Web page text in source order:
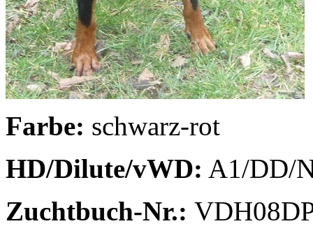
Farbe: schwarz-rot
HD/Dilute/vWD: A1/DD/
Zuchtbuch-Nr.: